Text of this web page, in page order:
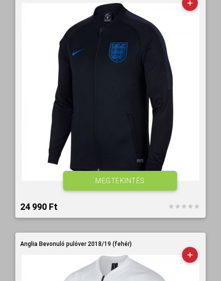
24 990 Ft‎
MEGTEKINTÉS
Anglia Bevonuló pulóver 2018/19 (fehér)